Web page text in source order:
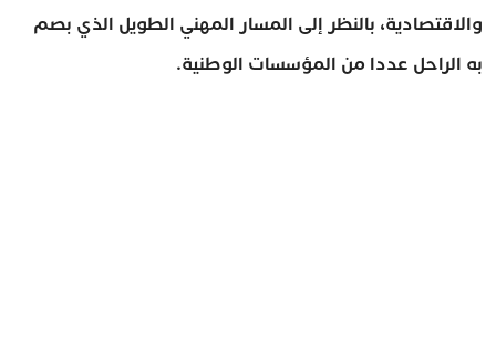
والاقتصادية، بالنظر إلى المسار المهني الطويل الذي بصم
به الراحل عددا من المؤسسات الوطنية.